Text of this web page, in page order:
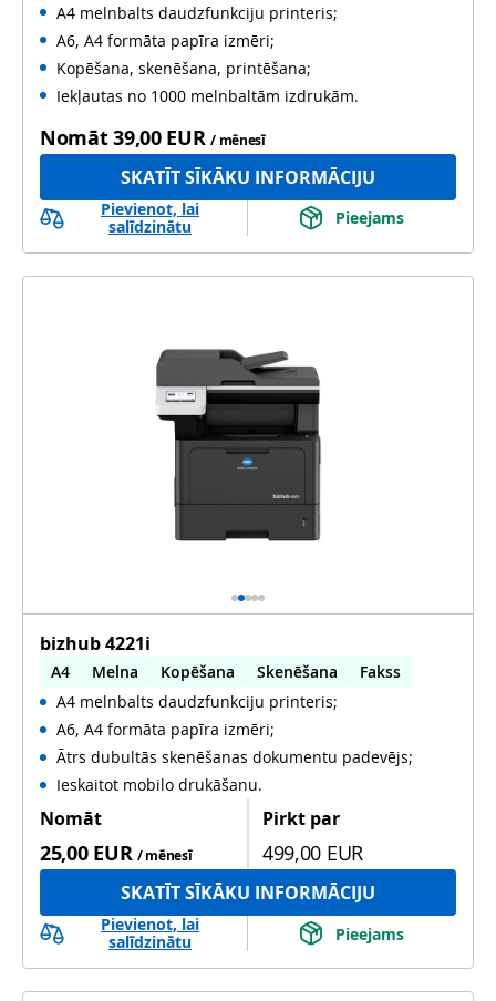
Automātiska abpusēja druka
Automātiska abpusēja skenēšana
A4 melnbalts daudzfunkciju printeris;
A6, A4 formāta papīra izmēri;
Kopēšana, skenēšana, printēšana;
Iekļautas no 1000 melnbaltām izdrukām.
Nomāt39,00 EUR / mēnesī
SKATĪT SĪKĀKU INFORMĀCIJU
Pievienot, lai
salīdzinātu
Pieejams
bizhub 4221i
A4 Melna Kopēšana Skenēšana
Fakss
Automātiska abpusēja druka
Automātiska abpusēja skenēšana
A4 melnbalts daudzfunkciju printeris;
A6, A4 formāta papīra izmēri;
Ātrs dubultās skenēšanas dokumentu padevējs;
Ieskaitot mobilo drukāšanu.
Nomāt
25,00 EUR / mēnesī
Pirkt par
499,00 EUR
SKATĪT SĪKĀKU INFORMĀCIJU
Pievienot, lai
salīdzinātu
Pieejams